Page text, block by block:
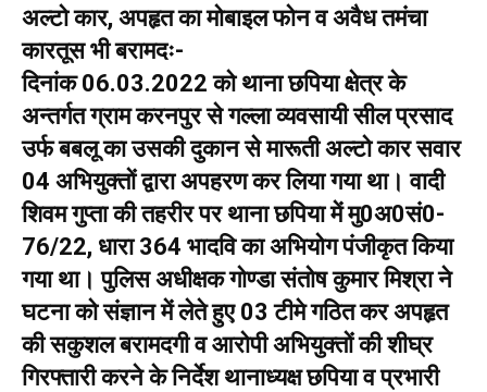
अल्टो कार, अपहृत का मोबाइल फोन व अवैध तमंचा
कारतूस भी बरामदः-
दिनांक 06.03.2022 को थाना छपिया क्षेत्र के
अन्तर्गत ग्राम करनपुर से गल्ला व्यवसायी सील प्रसाद
उर्फ बबलू का उसकी दुकान से मारूती अल्टो कार सवार
04 अभियुक्तों द्वारा अपहरण कर लिया गया था। वादी
शिवम गुप्ता की तहरीर पर थाना छपिया में मु0अ0सं0-
76/22, धारा 364 भादवि का अभियोग पंजीकृत किया
गया था। पुलिस अधीक्षक गोण्डा संतोष कुमार मिश्रा ने
घटना को संज्ञान में लेते हुए 03 टीमे गठित कर अपहृत
की सकुशल बरामदगी व आरोपी अभियुक्तों की शीघ्र
गिरफ्तारी करने के निर्देश थानाध्यक्ष छपिया व प्रभारी